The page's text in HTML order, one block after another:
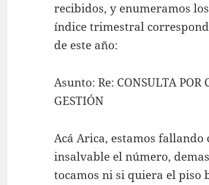
recibidos, y enumeramos
índice trimestral
de este año:
Asunto: Re: CONSULTA
GESTIÓN
Acá Arica, estamos fallando
insalvable el número,
tocamos ni si quiera el piso